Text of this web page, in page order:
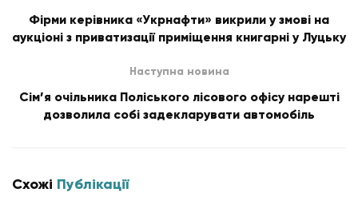
Фірми керівника «Укрнафти» викрили у змові на
аукціоні з приватизації приміщення книгарні у Луцьку
Наступна новина
Сім’я очільника Поліського лісового офісу нарешті
дозволила собі задекларувати автомобіль
Схожі Публікації